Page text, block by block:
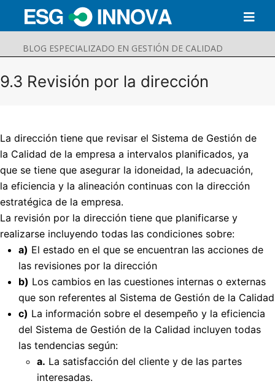
BLOG ESPECIALIZADO EN GESTIÓN DE CALIDAD
Buscar Enviar
9.3 Revisión por la dirección
La dirección tiene que revisar el Sistema de Gestión de
la Calidad de la empresa a intervalos planificados, ya
que se tiene que asegurar la idoneidad, la adecuación,
la eficiencia y la alineación continuas con la dirección
estratégica de la empresa.
La revisión por la dirección tiene que planificarse y
realizarse incluyendo todas las condiciones sobre:
a) El estado en el que se encuentran las acciones de
las revisiones por la dirección
b) Los cambios en las cuestiones internas o externas
que son referentes al Sistema de Gestión de la Calidad
c) La información sobre el desempeño y la eficiencia
del Sistema de Gestión de la Calidad incluyen todas
las tendencias según:
a. La satisfacción del cliente y de las partes
interesadas.